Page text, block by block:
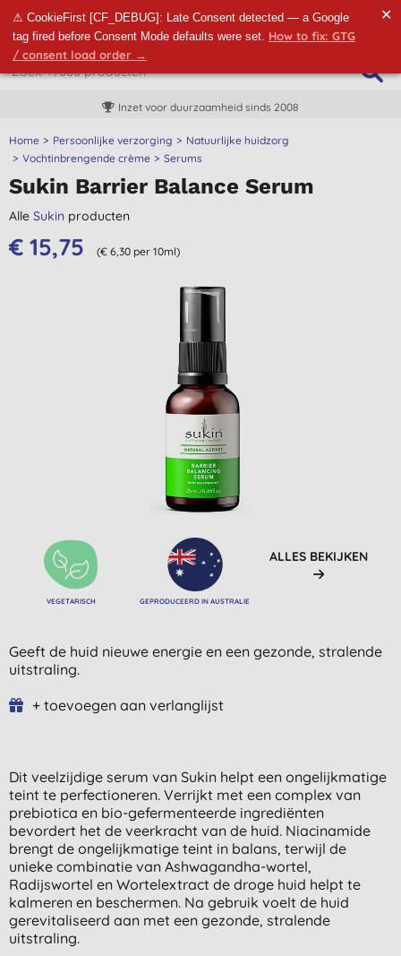
⚠ CookieFirst [CF_DEBUG]: Late Consent detected — a Google
tag fired before Consent Mode defaults were set. How to fix: GTG
/ consent load order →
✕
Inzet voor duurzaamheid sinds 2008
Home Persoonlijke verzorging
Natuurlijke huidzorg
Vochtinbrengende crème
Serums
Sukin Barrier Balance Serum
Alle Sukin producten
€ 15,75 (€ 6,30 per 10ml)
VEGETARISCH GEPRODUCEERD IN AUSTRALIE
ALLES BEKIJKEN
Geeft de huid nieuwe energie en een gezonde, stralende
uitstraling.
+ toevoegen aan verlanglijst
Dit veelzijdige serum van Sukin helpt een ongelijkmatige
teint te perfectioneren. Verrijkt met een complex van
prebiotica en bio-gefermenteerde ingrediënten
bevordert het de veerkracht van de huid. Niacinamide
brengt de ongelijkmatige teint in balans, terwijl de
unieke combinatie van Ashwagandha-wortel,
Radijswortel en Wortelextract de droge huid helpt te
kalmeren en beschermen. Na gebruik voelt de huid
gerevitaliseerd aan met een gezonde, stralende
uitstraling.